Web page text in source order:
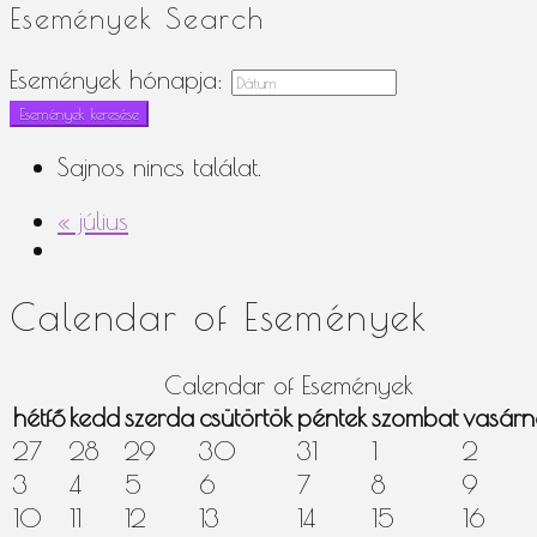
Események Search
Események hónapja:
Sajnos nincs találat.
« július
Calendar of Események
Calendar of Események
hétfő kedd szerda csütörtök péntekszombat
27
28 29 30 31 1
2
3
4 5 6 7 8
9
10
11 12 13 14 15
16